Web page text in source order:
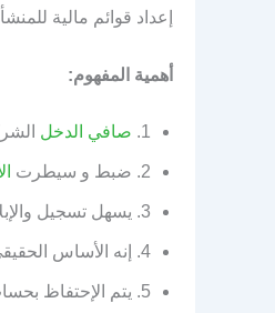
إعداد قوائم مالية
أهمية المفهوم:
1. صافي الدخل
2. ضبط و سيطرت
3. يسهل تسجيل والإبلاغ عن المعاملات التجارية من وجهة نظر رجال الأعمال.
4. إنه الأساس الحقيقي للمفاهيم والاتفاقيات والمبادئ المحاسبية.
5. يتم الإحتفاظ بحساب رأس المال و المسحوبات لتسجيل المبالغ المدفوعة و المسحوبة من قبل المالكين.